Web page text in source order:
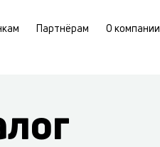
Партнёрам О компании